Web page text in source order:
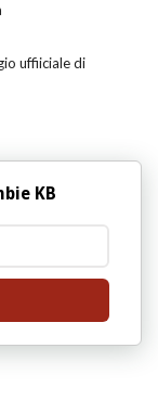
uffiiciale di
KB